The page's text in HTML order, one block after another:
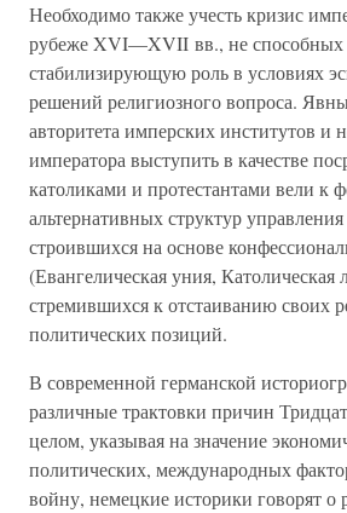
Необходимо также учесть кризис
рубеже XVI—XVII вв., не способных
стабилизирующую роль в условиях
решений религиозного вопроса.
авторитета имперских институтов и
императора выступить в качестве
католиками и протестантами вели к
альтернативных структур
строившихся на основе
(Евангелическая уния, Католическая
стремившихся к отстаиванию своих
политических позиций.
В современной германской
различные трактовки причин
целом, указывая на значение
политических, международных
войну, немецкие историки говорят